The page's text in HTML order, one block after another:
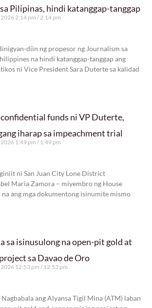
Pilipinas, hindi katanggap-tanggap
2:14 pm 2:14 pm
diin ng propesor ng Journalism sa
na hindi katanggap-tanggap ang
ni Vice President Sara Duterte sa kalidad
funds ni VP Duterte,
iharap sa impeachment trial
1:49 pm 1:49 pm
ni San Juan City Lone District
Maria Zamora – miyembro ng House
ang mga dokumentong isinumite mismo
sa isinusulong na open-pit gold at
sa Davao de Oro
12:53 pm 12:53 pm
ang Alyansa Tigil Mina (ATM) laban